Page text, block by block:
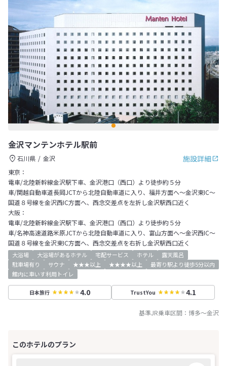
金沢マンテンホテル駅前
施設詳細
石川県
金沢
東京：
電車/北陸新幹線金沢駅下車、金沢港口（西口）より徒歩約５分
車/関越自動車道長岡JCTから北陸自動車道に入り、福井方面へ～金沢東IC～
国道８号線を金沢西IC方面へ、西念交差点を左折し金沢駅西口近く
大阪：
電車/北陸新幹線金沢駅下車、金沢港口（西口）より徒歩約５分
車/名神高速道路米原JCTから北陸自動車道に入り、富山方面へ～金沢西IC～
国道８号線を金沢東IC方面へ、西念交差点を右折し金沢駅西口近く
大浴場 大浴場があるホテル 宅配サービス ホテル
露天風呂
駐車場有り
サウナ ★★★以上 ★★★★以上
最寄り駅より徒歩5分以内
館内に車いす利用トイレ
日本旅行 4.0 TrustYou 4.1
基準JR乗車区間： 博多～金沢